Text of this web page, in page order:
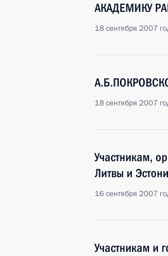
АКАДЕМИКУ
18 сентября 2007
18 сентября 2007
Участникам,
Литвы и
16 сентября 2007
Участникам и